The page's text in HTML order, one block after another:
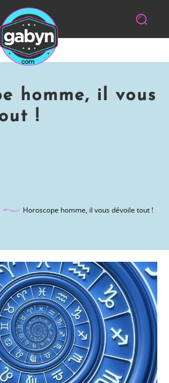
homme, il vous
!
Horoscope homme, il vous dévoile tout !